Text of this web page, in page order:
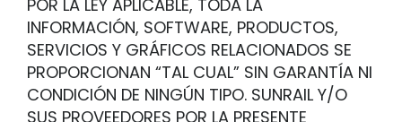
POR LA LEY APLICABLE, TODA LA
INFORMACIÓN, SOFTWARE, PRODUCTOS,
SERVICIOS Y GRÁFICOS RELACIONADOS SE
PROPORCIONAN “TAL CUAL” SIN GARANTÍA NI
CONDICIÓN DE NINGÚN TIPO. SUNRAIL Y/O
SUS PROVEEDORES POR LA PRESENTE